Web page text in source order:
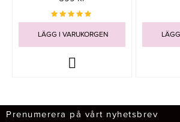
LÄGG I VARUKORGEN
Prenumerera på vårt nyhetsbrev